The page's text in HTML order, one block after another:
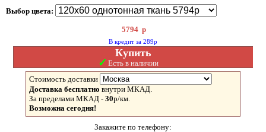
Выбор цвета:
5794 р
В кредит за 289р
Купить
✓ Есть в наличии
Стоимость доставки
Доставка бесплатно внутри МКАД.
За пределами МКАД - 30р/км.
Возможна сегодня!
Закажите по телефону: